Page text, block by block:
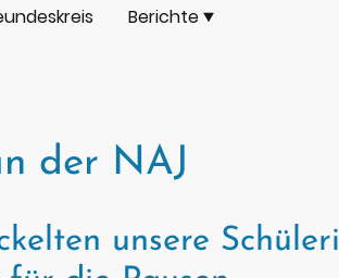
Berichte
der NAJ
unsere